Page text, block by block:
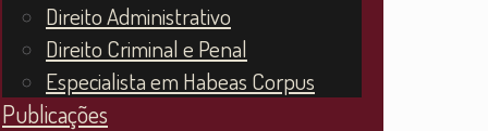
Direito Administrativo
Direito Criminal e Penal
Especialista em Habeas Corpus
Publicações